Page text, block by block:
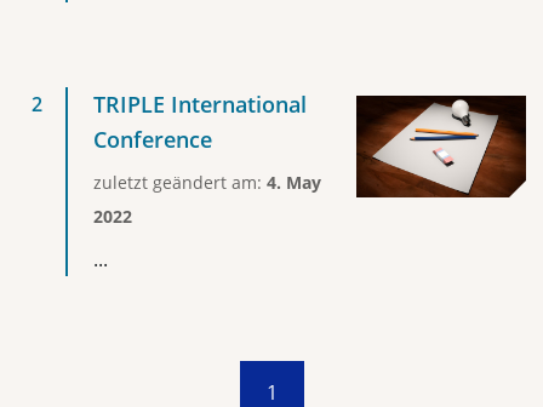
TRIPLE International
Conference
zuletzt geändert am: 4. May
2022
...
1